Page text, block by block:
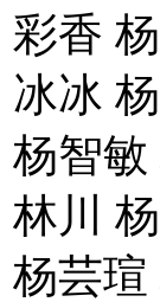
彩香
冰冰
杨智敏
林川
杨芸瑄